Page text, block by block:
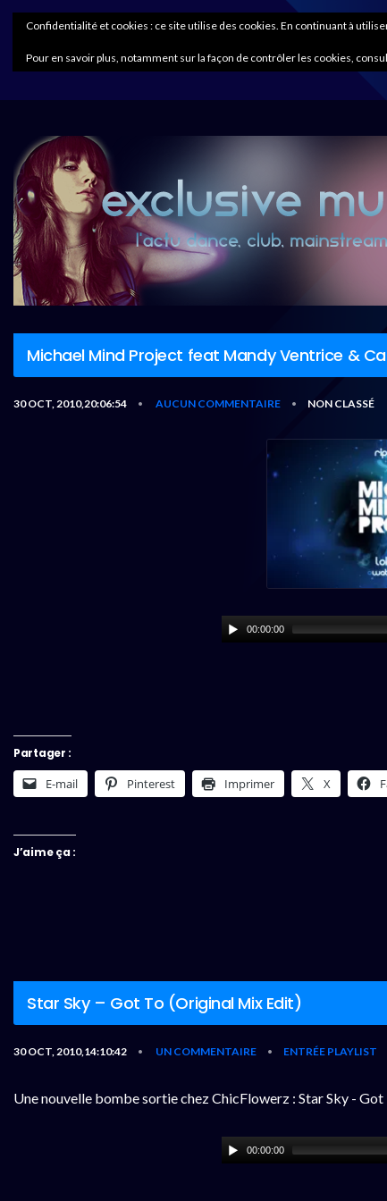
Michael Mind Project feat Mandy Ventrice &
30 OCT, 2010,20:06:54 • AUCUN COMMENTAIRE • NON CLASSÉ
00:00:00
Partager :
E-mail Pinterest Imprimer X
J’aime ça :
Star Sky – Got To (Original Mix Edit)
30 OCT, 2010,14:10:42 • UN COMMENTAIRE • ENTRÉE PLAYLIST
Une nouvelle bombe sortie chez ChicFlowerz : Star Sky -
00:00:00
Confidentialité et cookies : ce site utilise des cookies. En continuant à
Pour en savoir plus, notamment sur la façon de contrôler les cookies,